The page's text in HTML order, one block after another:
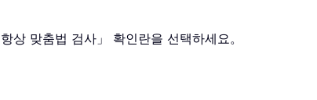
맞춤법 검사」 확인란을 선택하세요。